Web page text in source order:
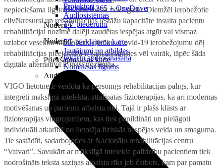
Microsoft 365 + OneDrive
Noderīgi
5G pārklājuma karte
Jautājumi un atbildes
Priekšapmaksas karte
Projektori
Audiosistēmas
TV piederumi
Noderīgi
Iekārtu apdrošināšana
Nomaksas līgums
Audio
nepieciešama ilgstoši – pat vairāk nekā gadu. Diemžēl ierobežotie
cilvēkresursi un rehabilitācijas iestāžu kapacitāte insulta pacientu
rehabilitācijai nozīmē daļēji zaudētas iespējas atgūt vai vismaz
uzlabot veselību tūkstošiem cilvēku. Covid-19 ierobežojumu dēļ
rehabilitācijas pieejamība ir samazinājusies vēl vairāk, tāpēc šāda
digitāla alternatīva ir īpaši nozīmīga.
VIGO lietotne ir veidota kā personīgs rehabilitācijas palīgs, kur
integrēti mākslīgā intelekta, attālinātās fizioterapijas, kā arī modernas
motivēšanas un pacienta atbalsta rīki. Tajā ir plašs klāsts ar
fizioterapijas vingrojumiem, kas tiek papildināti un pielāgoti
individuāli atkarībā no lietotāja fiziskās nespējas veida un smaguma.
Tie sastādīti, sadarbojoties ar Nacionālo rehabilitācijas centru
“Vaivari”. Savukārt ar mākslīgā intelekta palīdzību pacientiem tiek
nodrošināts teksta saziņas atbalsta rīks jeb čatbots, kam par pamatu